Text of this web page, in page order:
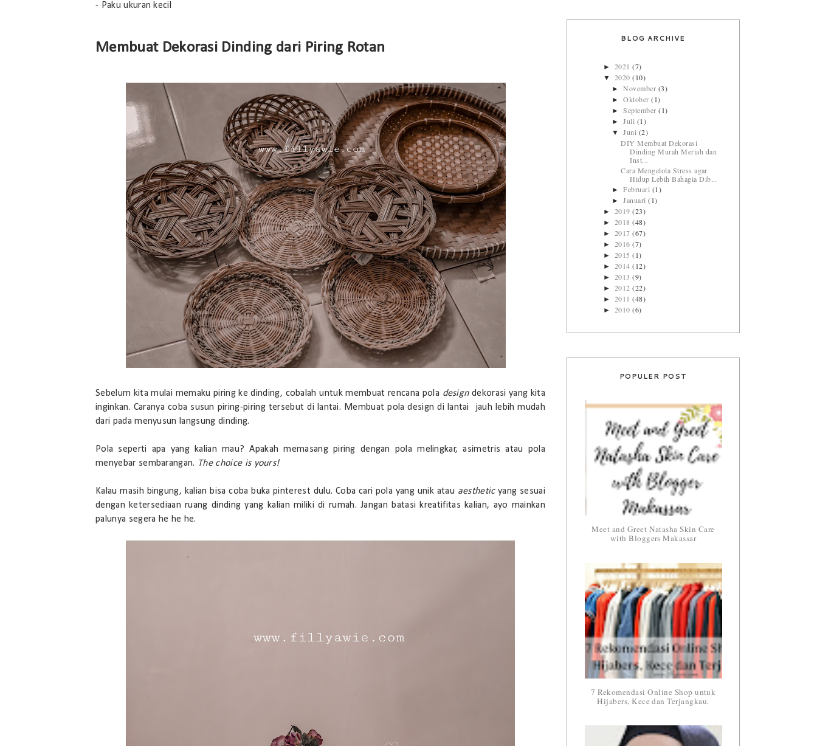
- Paku ukuran kecil
Membuat Dekorasi Dinding dari Piring Rotan
Sebelum kita mulai memaku piring ke dinding, cobalah untuk membuat rencana pola designdekorasi yang kita
inginkan. Caranya coba susun piring-piring tersebut di lantai. Membuat pola design di lantai jauh lebih mudah
dari pada menyusun langsung dinding.
Pola seperti apa yang kalian mau? Apakah memasang piring dengan pola melingkar, asimetris atau pola
menyebar sembarangan. The choice is yours!
Kalau masih bingung, kalian bisa coba buka pinterest dulu. Coba cari pola yang unik atau aestheticyang sesuai
dengan ketersediaan ruang dinding yang kalian miliki di rumah. Jangan batasi kreatifitas kalian, ayo mainkan
palunya segera he he he.
BLOG ARCHIVE
► 2021(7)
▼ 2020(10)
►November (3)
►Oktober(1)
►September(1)
►Juli (1)
▼Juni (2)
DIY Membuat Dekorasi
Dinding Murah Meriah dan
Inst...
Cara Mengelola Stress agar
Hidup Lebih Bahagia Dib...
►Februari (1)
►Januari(1)
► 2019(23)
► 2018(48)
► 2017(67)
► 2016(7)
► 2015(1)
► 2014(12)
► 2013(9)
► 2012(22)
► 2011(48)
► 2010(6)
POPULER POST
Meet and Greet Natasha Skin Care
with Bloggers Makassar
7 Rekomendasi Online Shop untuk
Hijabers, Kece dan Terjangkau.